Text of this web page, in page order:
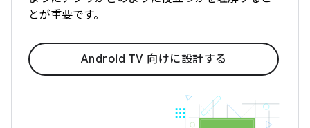
とが重要です。
Android TV 向けに設計する